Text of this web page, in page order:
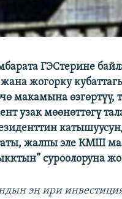
ГЭСтерине
жогорку
макамына өзгөртүү,
узак мөөнөттөгү
жалпы эле КМШ
суроолоруна
эң ири